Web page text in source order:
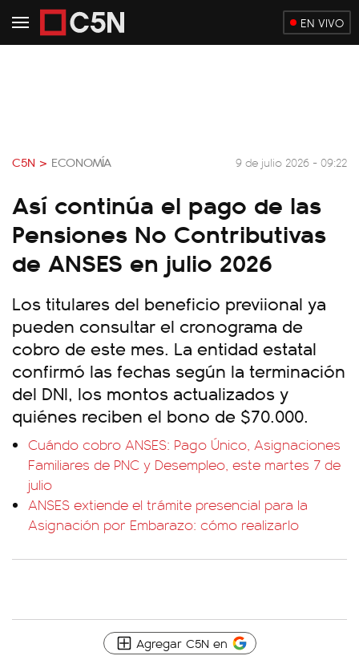
EN VIVO
C5N > ECONOMÍA 9 de julio 2026 - 09:22
Así continúa el pago de las
Pensiones No Contributivas
de ANSES en julio 2026
Los titulares del beneficio previional ya
pueden consultar el cronograma de
cobro de este mes. La entidad estatal
confirmó las fechas según la terminación
del DNI, los montos actualizados y
quiénes reciben el bono de $70.000.
Cuándo cobro ANSES: Pago Único, Asignaciones
Familiares de PNC y Desempleo, este martes 7 de
julio
ANSES extiende el trámite presencial para la
Asignación por Embarazo: cómo realizarlo
Agregar C5N en